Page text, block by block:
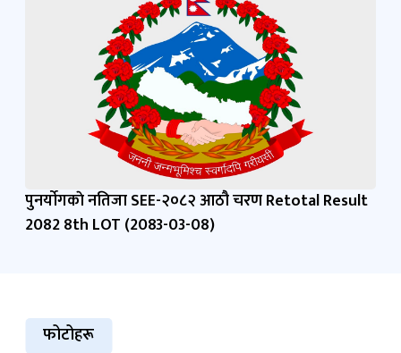
पुनर्याेगकाे नतिजा SEE-२०८२ आठौ चरण Retotal Result
2082 8th LOT (2083-03-08)
फोटोहरू